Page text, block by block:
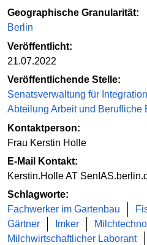
Geographische Granularität:
Berlin
Veröffentlicht:
21.07.2022
Veröffentlichende Stelle:
Senatsverwaltung für
Abteilung Arbeit und Berufliche
Kontaktperson:
Frau Kerstin Holle
E-Mail Kontakt:
Kerstin.Holle AT
Schlagworte:
Fachwerker im Gartenbau
Gärtner
Imker
Milchwirtschaftlicher Laborant